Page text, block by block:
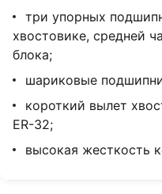
три упорных
хвостовике, средней
блока;
шариковые
короткий вылет
ER-32;
высокая жесткость